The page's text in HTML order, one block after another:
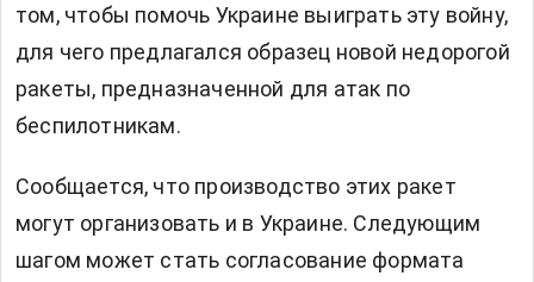
том, чтобы помочь Украине выиграть эту войну,
для чего предлагался образец новой недорогой
ракеты, предназначенной для атак по
беспилотникам.
Сообщается, что производство этих ракет
могут организовать и в Украине. Следующим
шагом может стать согласование формата